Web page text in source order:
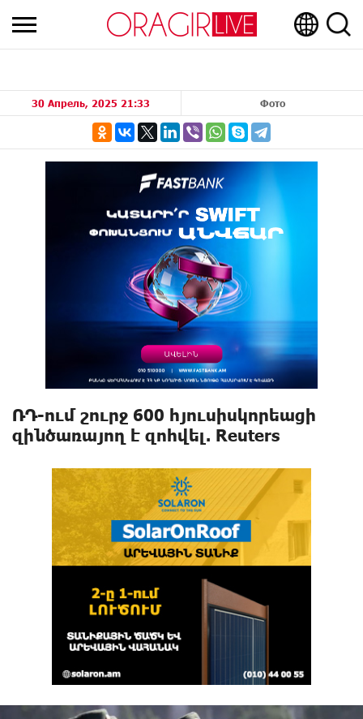
30 Апрель, 2025 21:33 Фото
ՌԴ-ում շուրջ 600 հյուսիսկորեացի
զինծառայող է զոհվել. Reuters